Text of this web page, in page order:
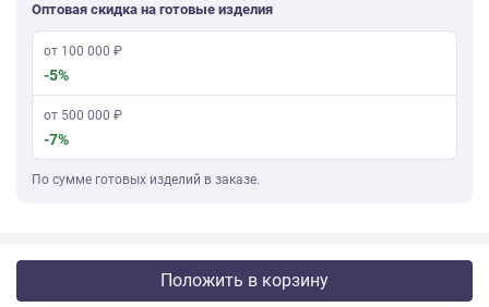
Оптовая скидка на готовые изделия
от 100 000 ₽
-5%
от 500 000 ₽
-7%
По сумме готовых изделий в заказе.
Положить в корзину